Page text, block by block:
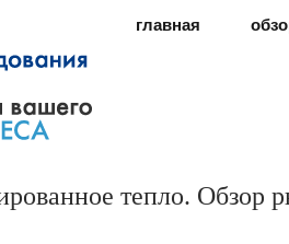
главная
тепло. Обзор